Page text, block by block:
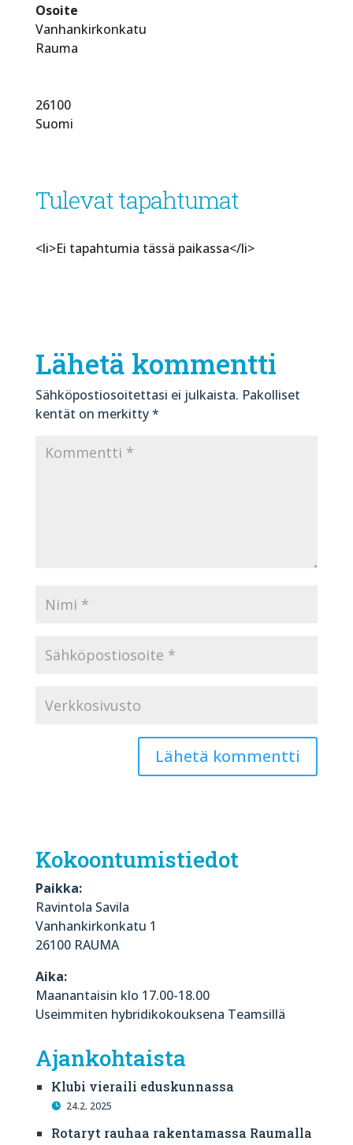
Osoite
Vanhankirkonkatu
Rauma
26100
Suomi
Tulevat tapahtumat
<li>Ei tapahtumia tässä paikassa</li>
Lähetä kommentti
Sähköpostiosoitettasi ei julkaista. Pakolliset
kentät on merkitty*
Kokoontumistiedot
Paikka:
Ravintola Savila
Vanhankirkonkatu 1
26100 RAUMA
Aika:
Maanantaisin klo 17.00-18.00
Useimmiten hybridikokouksena Teamsillä
Ajankohtaista
Klubi vieraili eduskunnassa
24.2. 2025
Rotaryt rauhaa rakentamassa Raumalla